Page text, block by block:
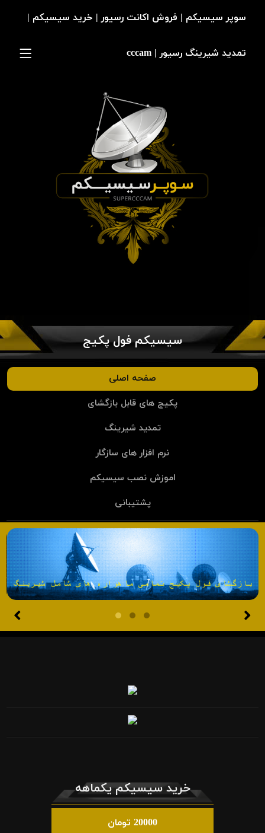
سیسیکم فول پکیج
صفحه اصلی
پکیج های قابل بازگشای
تمدید شیرینگ
نرم افزار های سازگار
اموزش نصب سیسیکم
پشتیبانی
خرید سیسیکم یکماهه
20000 تومان
سوپر سیسیکم | فروش اکانت رسیور | خرید سیسیکم |
تمدید شیرینگ رسیور | cccam